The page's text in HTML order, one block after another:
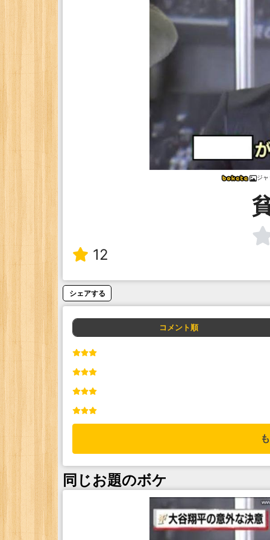
ジ
12
シェアする
コメント順
同じお題のボケ